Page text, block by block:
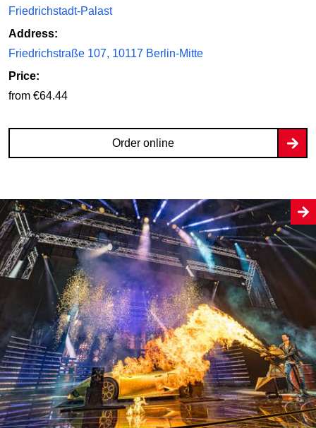
Fri 12/02/2027 19:00
Das Kriminal Dinner – Krimidinner Der letzte Joint der Marie
Juana
Willmersdorfer Hof
Friedrichstadt-Palast
Address:
Friedrichstraße 107, 10117 Berlin-Mitte
Price:
from €64.44
Order online